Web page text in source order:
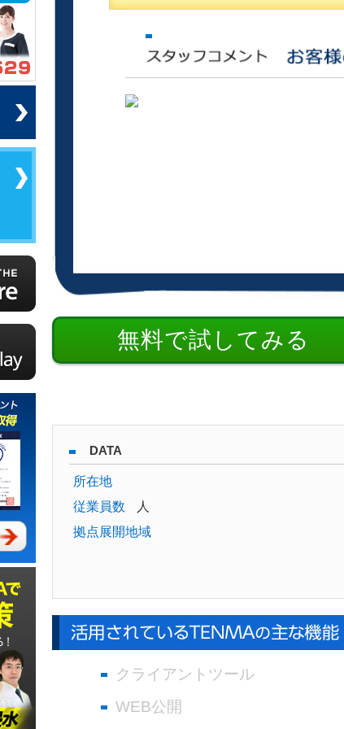
無料で試してみる
DATA
所在地
従業員数
人
拠点展開地域
クライアントツール
WEB公開